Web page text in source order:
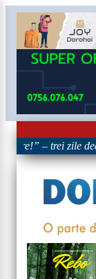
– trei zile